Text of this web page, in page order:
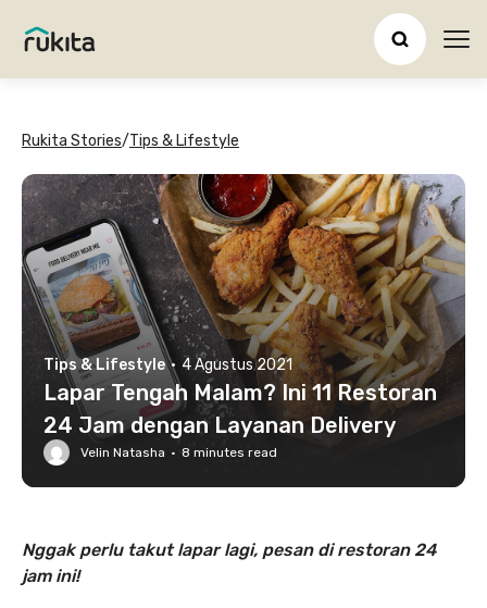
Rukita Stories/Tips & Lifestyle
Tips & Lifestyle · 4 Agustus 2021
Lapar Tengah Malam? Ini 11 Restoran
24 Jam dengan Layanan Delivery
Velin Natasha · 8 minutes read
Nggak perlu takut lapar lagi, pesan di restoran 24
jam ini!